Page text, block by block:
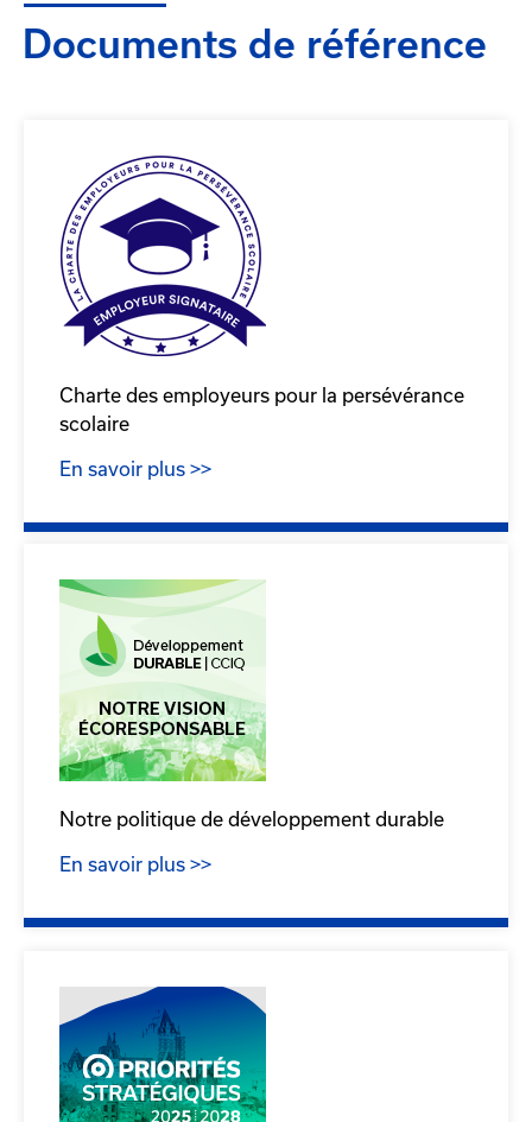
Documents de référence
Charte des employeurs pour la persévérance
scolaire
En savoir plus >>
Notre politique de développement durable
En savoir plus >>